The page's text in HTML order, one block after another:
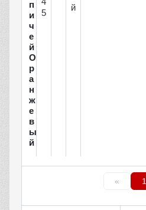
п
и
ч
е
й
О
р
а
н
ж
е
в
ы
й
5
й
« 1